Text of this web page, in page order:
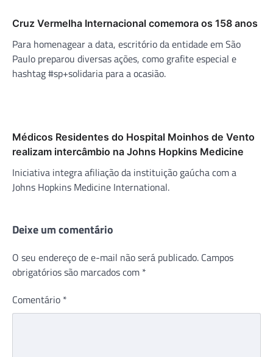
Cruz Vermelha Internacional comemora os 158 anos
Para homenagear a data, escritório da entidade em São
Paulo preparou diversas ações, como grafite especial e
hashtag #sp+solidaria para a ocasião.
Médicos Residentes do Hospital Moinhos de Vento
realizam intercâmbio na Johns Hopkins Medicine
Iniciativa integra afiliação da instituição gaúcha com a
Johns Hopkins Medicine International.
Deixe um comentário
O seu endereço de e-mail não será publicado. Campos
obrigatórios são marcados com *
Comentário *